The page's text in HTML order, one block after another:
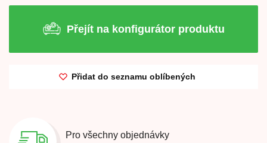
Přejít na konfigurátor produktu
Přidat do seznamu oblíbených
Pro všechny objednávky